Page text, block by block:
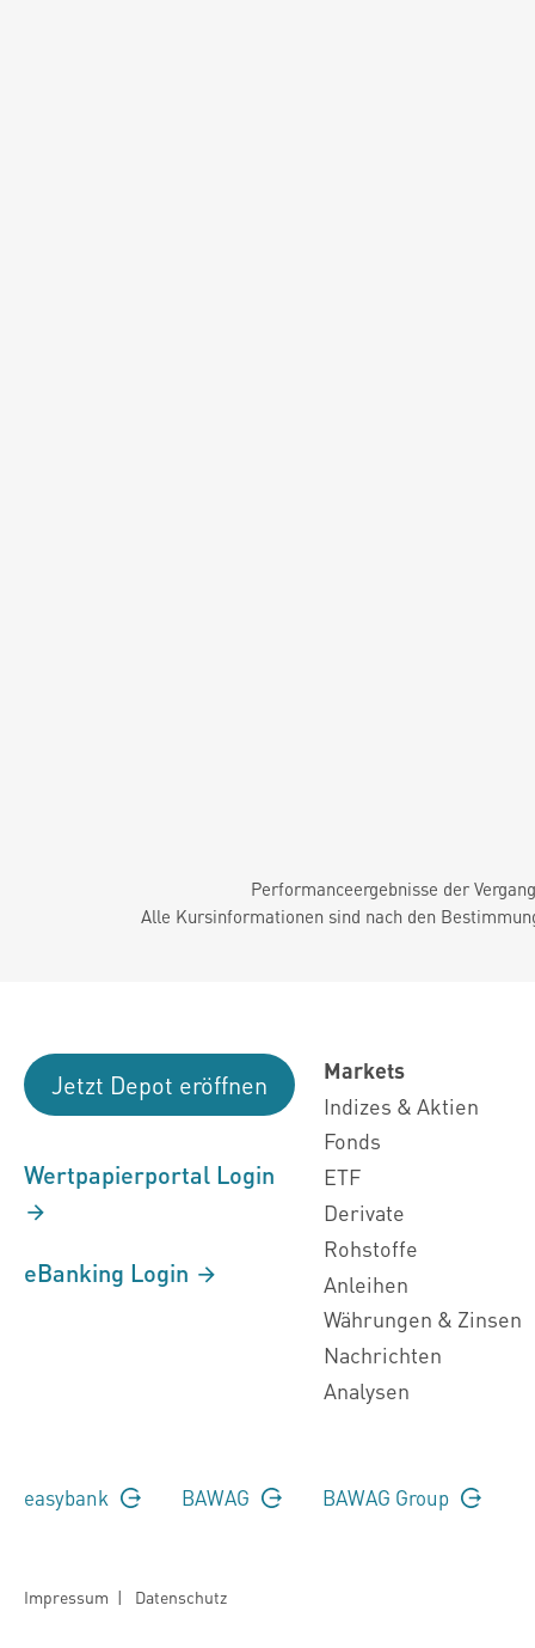
Performanceergebnisse der
Alle Kursinformationen sind nach den
Jetzt Depot eröffnen
Wertpapierportal Login
eBanking Login
Markets
Indizes & Aktien
Fonds
ETF
Derivate
Rohstoffe
Anleihen
Währungen & Zinsen
Nachrichten
Analysen
easybank BAWAG BAWAG Group
Impressum | Datenschutz